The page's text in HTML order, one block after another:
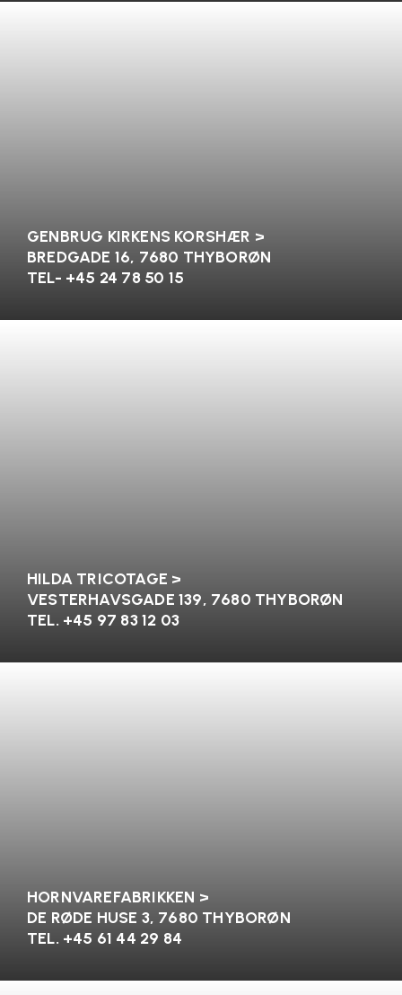
GENBRUG KIRKENS KORSHÆR >
BREDGADE 16, 7680 THYBORØN
TEL- +45 24 78 50 15
HILDA TRICOTAGE >
VESTERHAVSGADE 139, 7680 THYBORØN
TEL. +45 97 83 12 03
HORNVAREFABRIKKEN >
DE RØDE HUSE 3, 7680 THYBORØN
TEL. +45 61 44 29 84